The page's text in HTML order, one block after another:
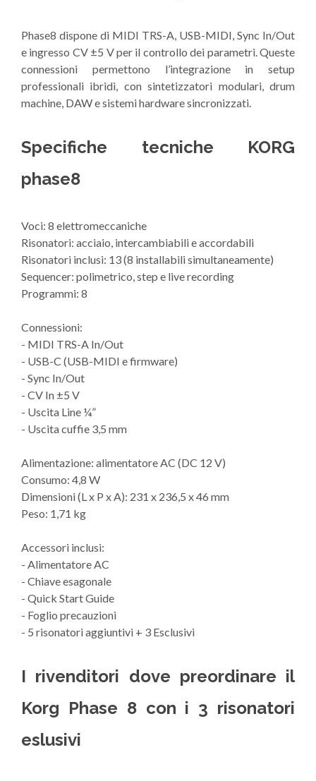
Phase8 dispone di MIDI TRS-A, USB-MIDI, Sync In/Out
e ingresso CV ±5 V per il controllo dei parametri. Queste
connessioni permettono l’integrazione in setup
professionali ibridi, con sintetizzatori modulari, drum
machine, DAW e sistemi hardware sincronizzati.
Specifiche tecniche KORG
phase8
Voci: 8 elettromeccaniche
Risonatori: acciaio, intercambiabili e accordabili
Risonatori inclusi: 13 (8 installabili simultaneamente)
Sequencer: polimetrico, step e live recording
Programmi: 8
Connessioni:
- MIDI TRS-A In/Out
- USB-C (USB-MIDI e firmware)
- Sync In/Out
- CV In ±5 V
- Uscita Line ¼”
- Uscita cuffie 3,5 mm
Alimentazione: alimentatore AC (DC 12 V)
Consumo: 4,8 W
Dimensioni (L x P x A): 231 x 236,5 x 46 mm
Peso: 1,71 kg
Accessori inclusi:
- Alimentatore AC
- Chiave esagonale
- Quick Start Guide
- Foglio precauzioni
- 5 risonatori aggiuntivi + 3 Esclusivi
I rivenditori dove preordinare il
Korg Phase 8 con i 3 risonatori
eslusivi